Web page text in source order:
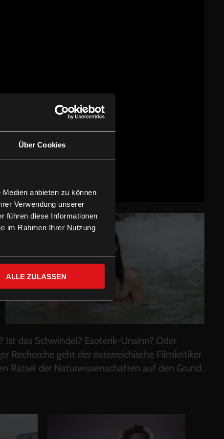
Über Cookies
anbieten zu können
Verwendung unserer
führen diese Informationen
im Rahmen Ihrer Nutzung
ALLE ZULASSEN
Ist das Schwindel? Esoterik-Unsinn? Oder
Recherche geht der österreichische Filmkritiker
Rätsel der Naturwissenschaften auf den Grund.